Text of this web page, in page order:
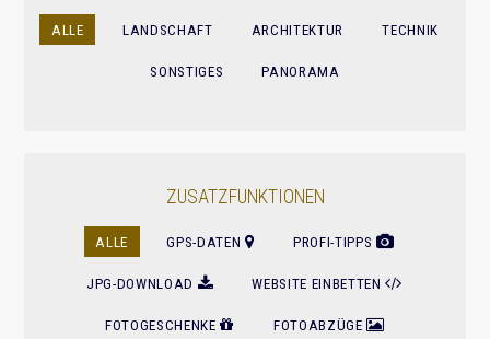
ALLE LANDSCHAFT ARCHITEKTUR TECHNIK
SONSTIGES PANORAMA
ZUSATZFUNKTIONEN
ALLE GPS-DATEN PROFI-TIPPS
JPG-DOWNLOAD WEBSITE EINBETTEN
FOTOGESCHENKE FOTOABZÜGE